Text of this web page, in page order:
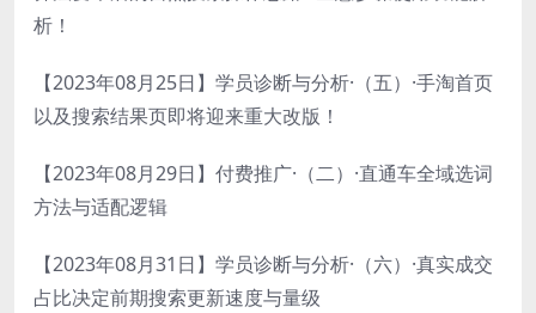
析！
【2023年08月25日】学员诊断与分析·（五）·手淘首页
以及搜索结果页即将迎来重大改版！
【2023年08月29日】付费推广·（二）·直通车全域选词
方法与适配逻辑
【2023年08月31日】学员诊断与分析·（六）·真实成交
占比决定前期搜索更新速度与量级